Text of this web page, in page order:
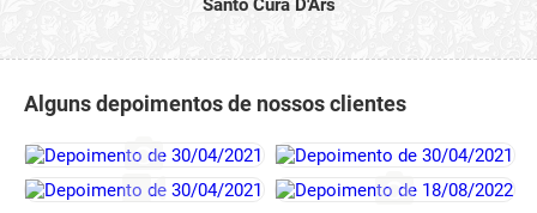
Santo Cura D'Ars
Alguns depoimentos de nossos clientes